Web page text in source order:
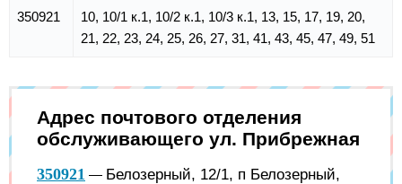
350921
10, 10/1 к.1, 10/2 к.1, 10/3 к.1, 13, 15, 17, 19, 20,
21, 22, 23, 24, 25, 26, 27, 31, 41, 43, 45, 47, 49, 51
Адрес почтового отделения
обслуживающего ул. Прибрежная
350921 — Белозерный, 12/1, п Белозерный,